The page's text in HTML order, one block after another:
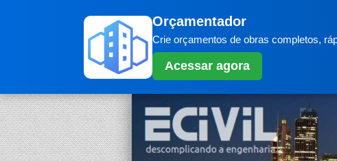
Orçamentador
Crie orçamentos de obras completos,
Acessar agora